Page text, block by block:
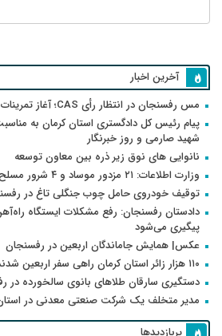
آخرین اخبار
مس رفسنجان در انتظار رأی CAS؛ آغاز تمرینات از هفته آینده
شهید صارمی و روز خبرنگار
نانوایی های نوق زیر ذره بین معاون توسعه
وزارت اطلاعات: ۲۱ مزدور موساد و ۴ شرور مسلح در کرمان بازداشت شدند
توقیف خودروی حامل چوب جنگلی تاغ در
دادستان رفسنجان: رفع مشکلات ایستگاه
پیگیری می‌شود
عکس| همایش جاماندگان اربعین در رفسنجان
۱۱۰ هزار زائر استان کرمان راهی سفر اربعین شدند
دستگیری سارقان طلاهای بانوی سالخورده در
مدیر متخلف یک شرکت صنعتی معدنی در استان
پربازدیدها